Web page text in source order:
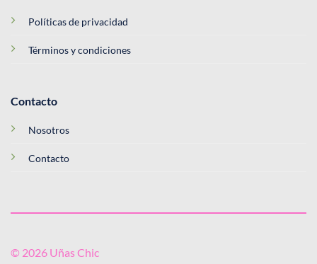
Políticas de privacidad
Términos y condiciones
Contacto
Nosotros
Contacto
© 2026 Uñas Chic